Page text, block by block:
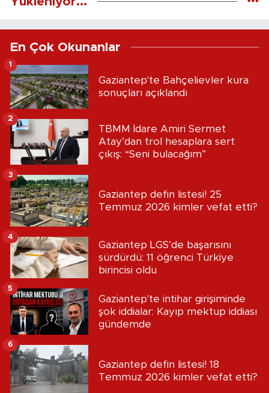
En Çok Okunanlar
Gaziantep'te Bahçelievler kura
sonuçları açıklandı
1
TBMM İdare Amiri Sermet
Atay’dan trol hesaplara sert
çıkış: “Seni bulacağım”
2
Gaziantep defin listesi! 25
Temmuz 2026 kimler vefat etti?
3
Gaziantep LGS’de başarısını
sürdürdü: 11 öğrenci Türkiye
birincisi oldu
4
Gaziantep'te intihar girişiminde
şok iddialar: Kayıp mektup iddiası
gündemde
5
Gaziantep defin listesi! 18
Temmuz 2026 kimler vefat etti?
6